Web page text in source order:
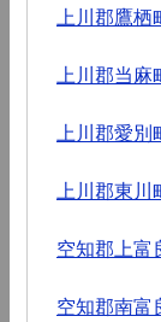
上川郡鷹栖
上川郡当麻
上川郡愛別
上川郡東川
空知郡上富
空知郡南富